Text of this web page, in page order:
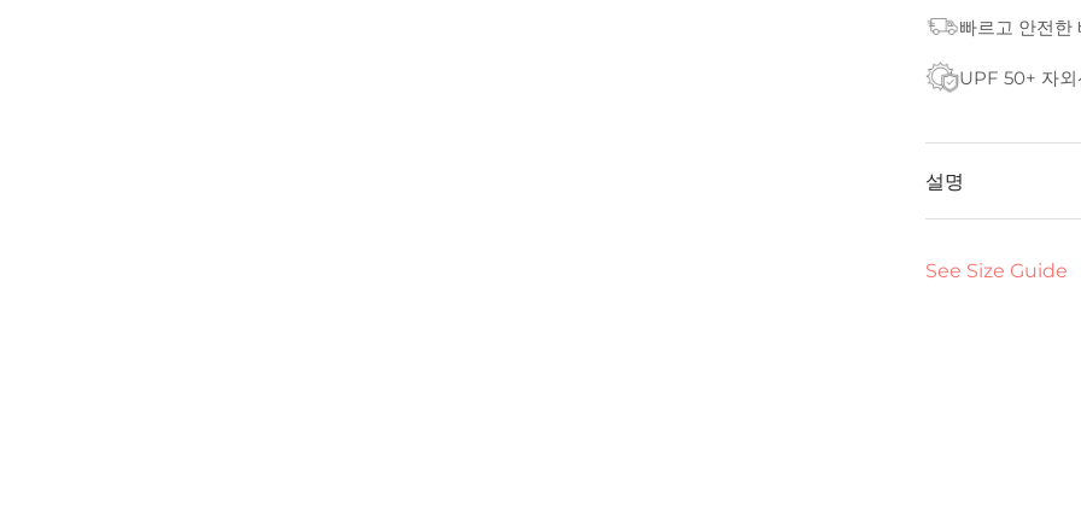
빠르고 안전한
UPF 50+ 자외
설명
See Size Guide